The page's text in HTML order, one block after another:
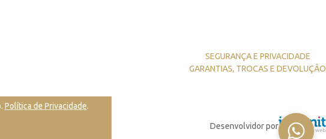
SEGURANÇA E PRIVACIDADE
GARANTIAS, TROCAS E DEVOLUÇÃO
Desenvolvidor por
Política de Privacidade.